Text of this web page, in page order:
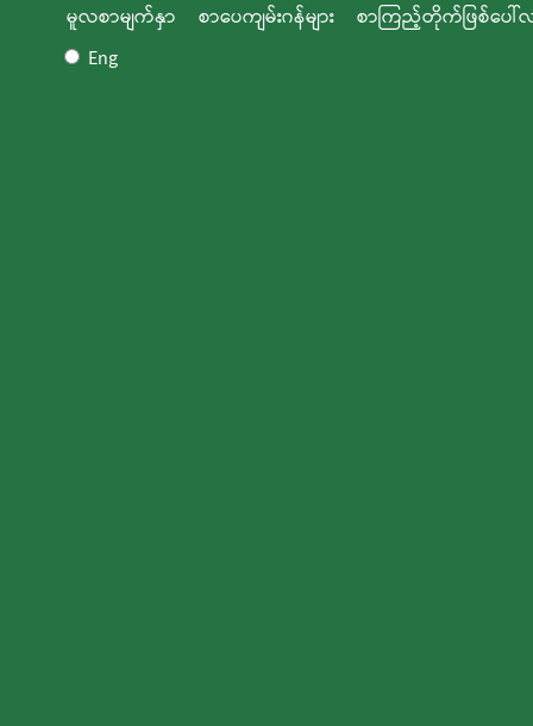
မူလစာမျက်နှာ စာပေကျမ်းဂန်များ
စာကြည့်တိုက်ဖြစ်ပေါ်
Eng